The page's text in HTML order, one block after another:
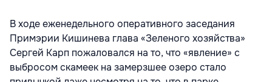
В ходе еженедельного оперативного заседания
Примэрии Кишинева глава «Зеленого хозяйства»
Сергей Карп пожаловался на то, что «явление» с
выбросом скамеек на замерзшее озеро стало